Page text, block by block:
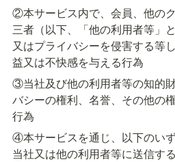
②本サービス内で、会員、他の
三者（以下、「他の利用者等」
又はプライバシーを侵害する等
益又は不快感を与える行為
③当社及び他の利用者等の知的
バシーの権利、名誉、その他の
行為
④本サービスを通じ、以下のい
当社又は他の利用者等に送信す